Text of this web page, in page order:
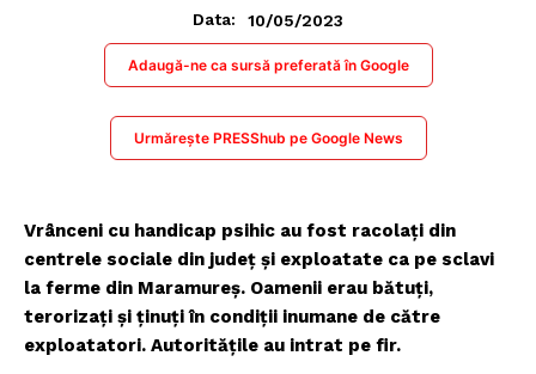
Data:
10/05/2023
Adaugă-ne ca sursă preferată în Google
Urmărește PRESShub pe Google News
Vrânceni cu handicap psihic au fost racolați din
centrele sociale din județ și exploatate ca pe sclavi
la ferme din Maramureș. Oamenii erau bătuți,
terorizați și ținuți în condiții inumane de către
exploatatori. Autoritățile au intrat pe fir.